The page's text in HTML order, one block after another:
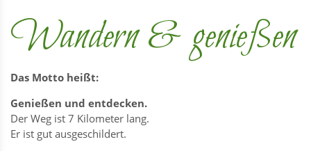
Wandern & genießen
Das Motto heißt:
Genießen und entdecken.
Der Weg ist 7 Kilometer lang.
Er ist gut ausgeschildert.